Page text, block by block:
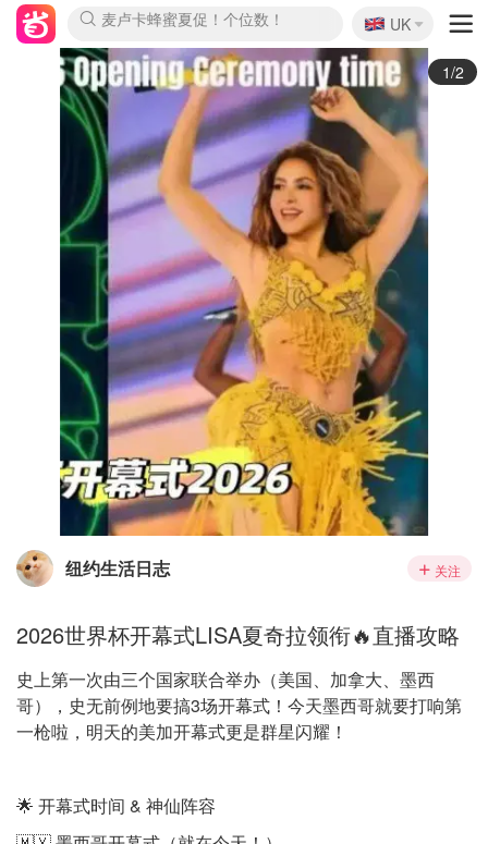
麦卢卡蜂蜜夏促！个位数！
Prada/Miu 4.8折！
啥？必胜客披萨5折！
🇬🇧
UK
2/2
纽约生活日志 关注
2026世界杯开幕式LISA夏奇拉领衔🔥直播攻略
史上第一次由三个国家联合举办（美国、加拿大、墨西
哥），史无前例地要搞3场开幕式！今天墨西哥就要打响第
一枪啦，明天的美加开幕式更是群星闪耀！
🌟 开幕式时间 & 神仙阵容